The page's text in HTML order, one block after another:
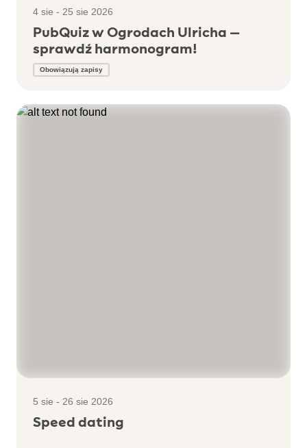
4 sie - 25 sie 2026
PubQuiz w Ogrodach Ulricha –
sprawdź harmonogram!
Obowiązują zapisy
5 sie - 26 sie 2026
Speed dating